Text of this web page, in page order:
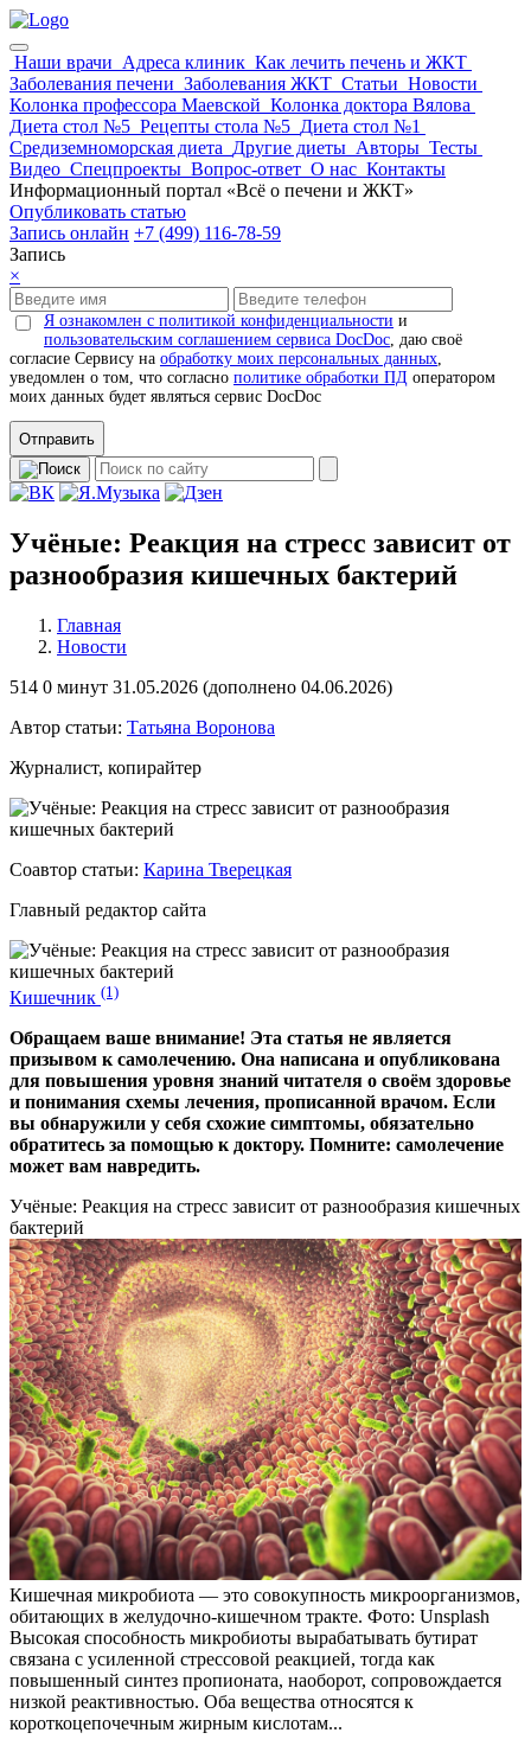
Наши врачи Адреса клиник Как лечить печень и ЖКТ
Заболевания печени Заболевания ЖКТ Статьи Новости
Колонка профессора Маевской Колонка доктора Вялова
Диета стол №5 Рецепты стола №5 Диета стол №1
Средиземноморская диета Другие диеты Авторы Тесты
Видео Спецпроекты Вопрос-ответ О нас Контакты
Информационный портал «Всё о печени и ЖКТ»
Опубликовать статью
Запись онлайн +7 (499) 116-78-59
Запись
×
Я ознакомлен с политикой конфиденциальности и
пользовательским соглашением сервиса DocDoc, даю своё
согласие Сервису на обработку моих персональных данных,
уведомлен о том, что согласно политике обработки ПД оператором
моих данных будет являться сервис DocDoc
Отправить
Учёные: Реакция на стресс зависит от
разнообразия кишечных бактерий
Главная
Новости
514 0 минут 31.05.2026 (дополнено 04.06.2026)
Автор статьи: Татьяна Воронова
Журналист, копирайтер
Соавтор статьи: Карина Тверецкая
Главный редактор сайта
Кишечник (1)
Обращаем ваше внимание! Эта статья не является
призывом к самолечению. Она написана и опубликована
для повышения уровня знаний читателя о своём здоровье
и понимания схемы лечения, прописанной врачом. Если
вы обнаружили у себя схожие симптомы, обязательно
обратитесь за помощью к доктору. Помните: самолечение
может вам навредить.
Учёные: Реакция на стресс зависит от разнообразия кишечных
бактерий
Кишечная микробиота — это совокупность микроорганизмов,
обитающих в желудочно-кишечном тракте. Фото: Unsplash
Высокая способность микробиоты вырабатывать бутират
связана с усиленной стрессовой реакцией, тогда как
повышенный синтез пропионата, наоборот, сопровождается
низкой реактивностью. Оба вещества относятся к
короткоцепочечным жирным кислотам...